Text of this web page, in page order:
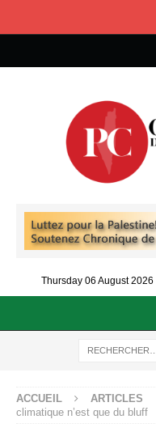
Thursday 06 August 2026
ACCUEIL ARTICLES
climatique n’est que du bluff